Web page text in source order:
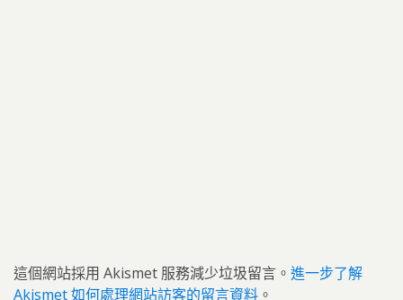
這個網站採用 Akismet 服務減少垃圾留言。 進一步了解
Akismet 如何處理網站訪客的留言資料 。